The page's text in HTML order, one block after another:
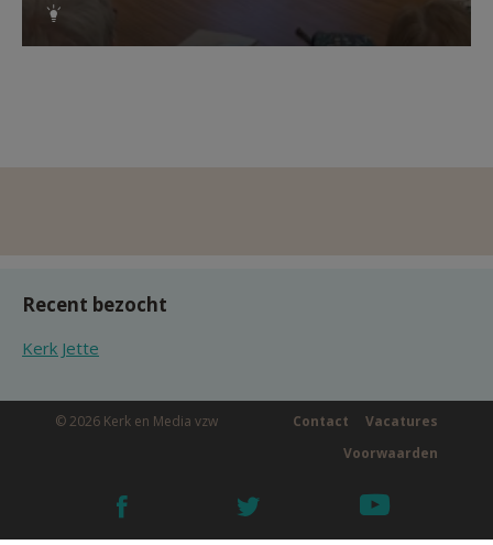
Recent bezocht
Kerk Jette
© 2026 Kerk en Media vzw Vacatures
Contact
Voorwaarden